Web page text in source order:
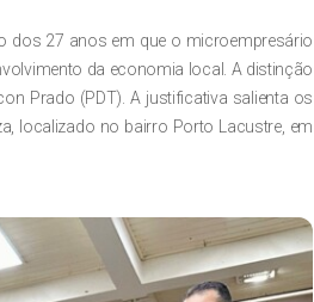
dos 27 anos em que o microempresário
da economia local. A distinção
Prado (PDT). A justificativa salienta os
localizado no bairro Porto Lacustre, em